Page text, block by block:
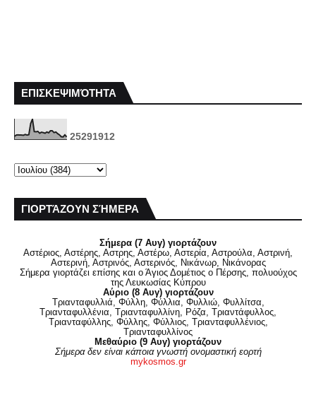
ΕΠΙΣΚΕΨΙΜΌΤΗΤΑ
25291912
ΓΙΟΡΤΆΖΟΥΝ ΣΉΜΕΡΑ
Σήμερα (7 Αυγ) γιορτάζουν
Αστέριος, Αστέρης, Αστρης, Αστέρω, Αστερία, Αστρούλα, Αστρινή,
Αστερινή, Αστρινός, Αστερινός, Νικάνωρ, Νικάνορας
Σήμερα γιορτάζει επίσης και ο Άγιος Δομέτιος ο Πέρσης, πολυούχος
της Λευκωσίας Κύπρου
Αύριο (8 Αυγ) γιορτάζουν
Τριανταφυλλιά, Φύλλη, Φύλλια, Φυλλιώ, Φυλλίτσα,
Τριανταφυλλένια, Τριανταφυλλίνη, Ρόζα, Τριαντάφυλλος,
Τριανταφύλλης, Φύλλης, Φύλλιος, Τριανταφυλλένιος,
Τριανταφυλλίνος
Μεθαύριο (9 Αυγ) γιορτάζουν
Σήμερα δεν είναι κάποια γνωστή ονομαστική εορτή
mykosmos.gr